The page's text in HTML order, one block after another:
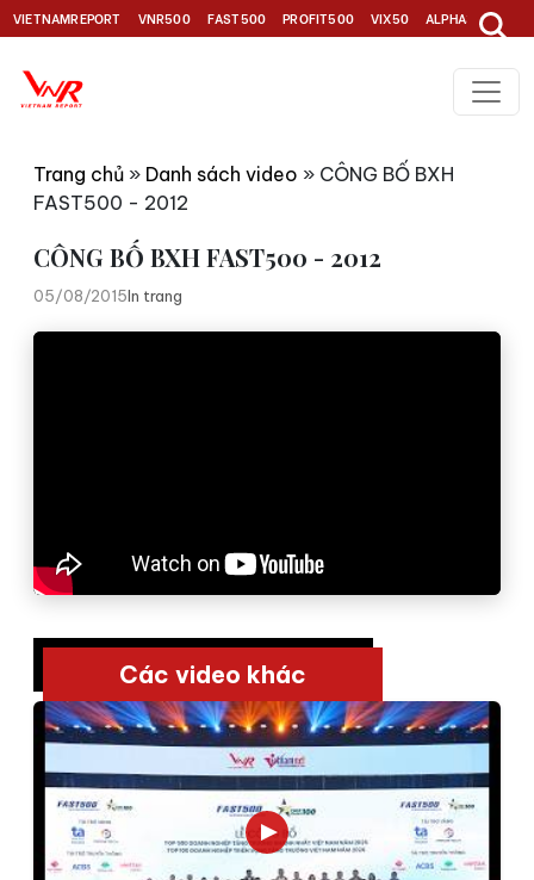
VIETNAMREPORT VNR500 FAST500 PROFIT500 VIX50 ALPHA30
Trang chủ » Danh sách video » CÔNG BỐ BXH
FAST500 - 2012
CÔNG BỐ BXH FAST500 - 2012
05/08/2015In trang
Các video khác